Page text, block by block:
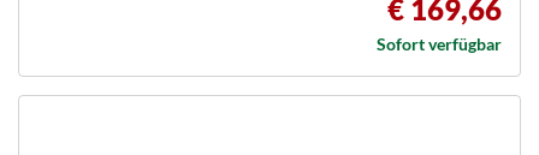
€ 169,66
Sofort verfügbar